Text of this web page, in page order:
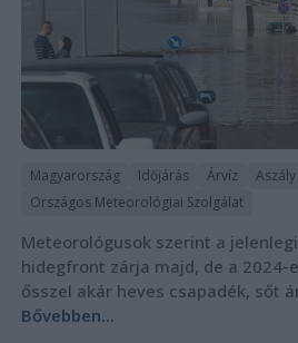
Magyarország Időjárás Árvíz Aszály
Országos Meteorológiai Szolgálat
Meteorológusok szerint a
hidegfront zárja majd, de a 2024-
ősszel akár heves csapadék, sőt
Bővebben...